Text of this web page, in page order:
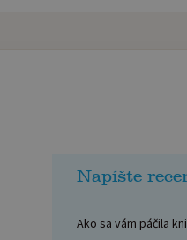
Napíšte
Ako sa vám páčila